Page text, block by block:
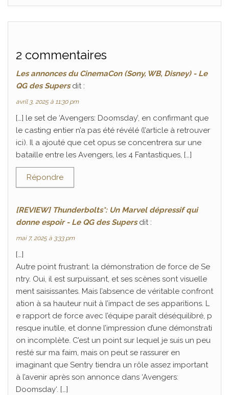
2 commentaires
Les annonces du CinemaCon (Sony, WB, Disney) - Le
QG des Supers dit :
avril 3, 2025 à 11:30 pm
[…] le set de ‘Avengers: Doomsday’, en confirmant que
le casting entier n’a pas été révélé (l’article à retrouver
ici). Il a ajouté que cet opus se concentrera sur une
bataille entre les Avengers, les 4 Fantastiques, […]
Répondre
[REVIEW] Thunderbolts*: Un Marvel dépressif qui
donne espoir - Le QG des Supers dit :
mai 7, 2025 à 3:33 pm
[…]
Autre point frustrant: la démonstration de force de Se
ntry. Oui, il est surpuissant, et ses scènes sont visuelle
ment saisissantes. Mais l’absence de véritable confront
ation à sa hauteur nuit à l’impact de ses apparitions. L
e rapport de force avec l’équipe paraît déséquilibré, p
resque inutile, et donne l’impression d’une démonstrati
on incomplète. C’est un point sur lequel je suis un peu
resté sur ma faim, mais on peut se rassurer en
imaginant que Sentry tiendra un rôle assez important
à l’avenir après son annonce dans ‘Avengers:
Doomsday‘. […]